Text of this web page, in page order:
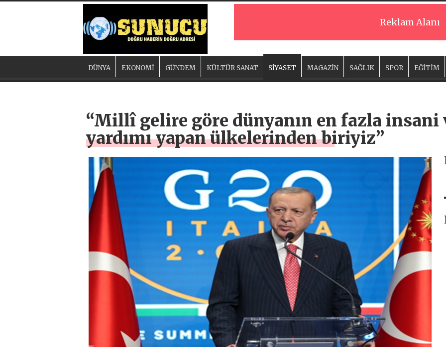
Reklam Alanı
DÜNYA EKONOMİ GÜNDEM KÜLTÜR SANAT SİYASET MAGAZİN SAĞLIK SPOR EĞİTİM
“Millî gelire göre dünyanın en fazla insani
yardımı yapan ülkelerinden biriyiz”